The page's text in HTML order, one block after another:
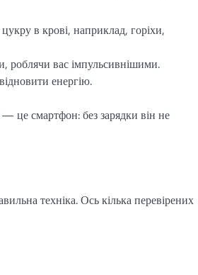
в крові, наприклад, горіхи,
роблячи вас імпульсивнішими.
енергію.
це смартфон: без зарядки він не
техніка. Ось кілька перевірених